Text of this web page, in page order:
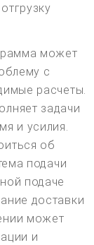
может
с
расчеты.
задачи
и усилия.
об
подачи
подаче
доставки
может
и